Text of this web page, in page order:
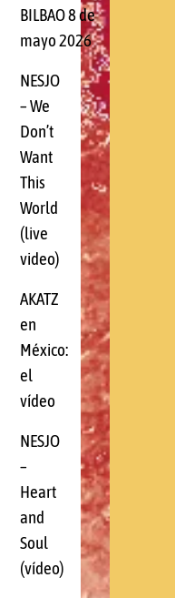
BILBAO 8 de
mayo 2026
NESJO
– We
Don’t
Want
This
World
(live
video)
AKATZ
en
México:
el
vídeo
NESJO
–
Heart
and
Soul
(vídeo)